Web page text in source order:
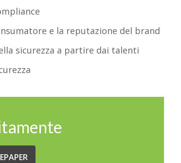
e la reputazione del brand
sicurezza a partire dai talenti